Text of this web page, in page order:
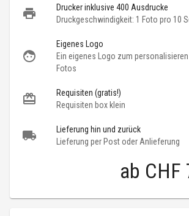
Drucker inklusive 400 Ausdrucke
Druckgeschwindigkeit: 1 Foto pro 10
Eigenes Logo
Ein eigenes Logo zum
Fotos
Requisiten (gratis!)
Requisiten box klein
Lieferung hin und zurück
Lieferung per Post oder Anlieferung
ab CHF